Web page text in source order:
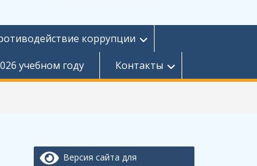
коррупции
учебном году Контакты
Версия сайта для